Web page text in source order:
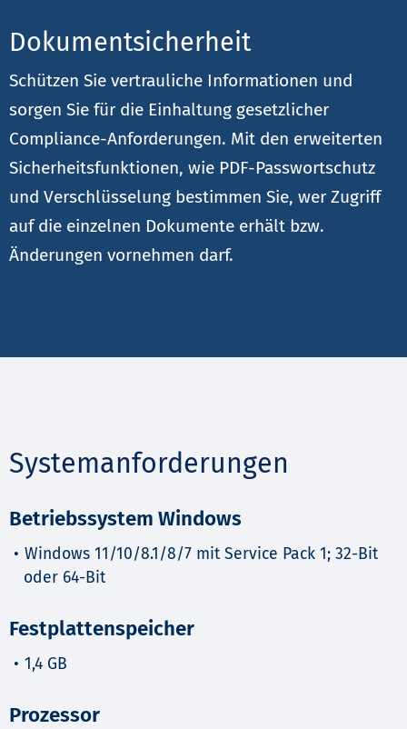
Dokumentsicherheit
Schützen Sie vertrauliche Informationen und
sorgen Sie für die Einhaltung gesetzlicher
Compliance-Anforderungen. Mit den erweiterten
Sicherheitsfunktionen, wie PDF-Passwortschutz
und Verschlüsselung bestimmen Sie, wer Zugriff
auf die einzelnen Dokumente erhält bzw.
Änderungen vornehmen darf.
Systemanforderungen
Betriebssystem Windows
Windows 11/10/8.1/8/7 mit Service Pack 1; 32-Bit
oder 64-Bit
Festplattenspeicher
1,4 GB
Prozessor